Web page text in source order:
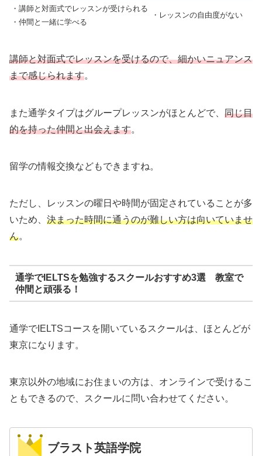
・講師と対面式でレッスンが受けられる
・仲間と一緒に学べる
・レッスンの自由度がない
講師と対面式でレッスンを受けるので、細かいニュアンス
まで感じられます。
また通学タイプはグループレッスンがほとんどで、 同じ目
的を持った仲間と出会えます。
留学の情報交換などもできますね。
ただし、レッスンの曜日や時間が固定されていることが多
いため、 決まった時間に通うのが難しい方は向いていませ
ん。
通学でIELTSを勉強するスクールおすすめ3選 教室で
仲間と頑張る！
通学でIELTSコースを開いているスクールは、ほとんどが
東京になります。
東京以外の地域にお住まいの方は、オンラインで受けるこ
ともできるので、スクールに問い合わせてください。
ブラスト英語学院